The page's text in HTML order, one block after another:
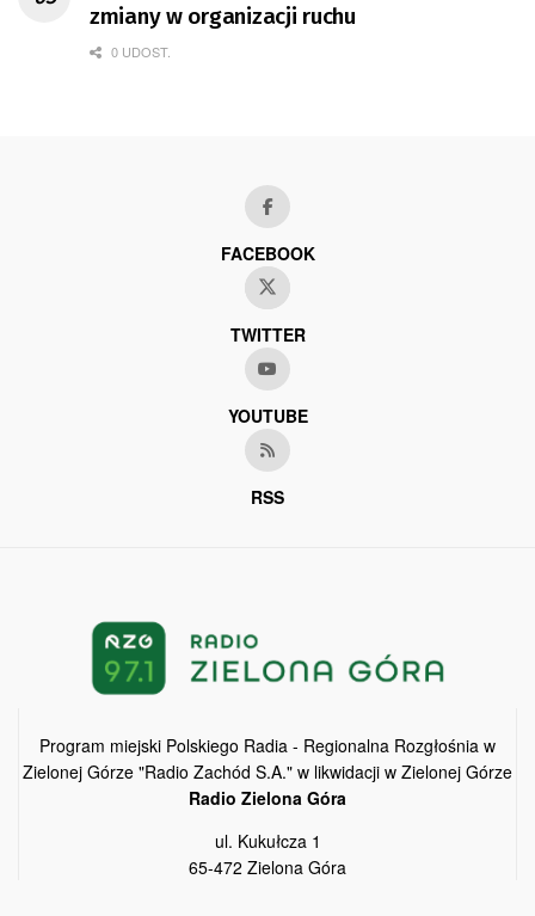
zmiany w organizacji ruchu
0 UDOST.
FACEBOOK
TWITTER
YOUTUBE
RSS
Program miejski Polskiego Radia - Regionalna Rozgłośnia w
Zielonej Górze "Radio Zachód S.A." w likwidacji w Zielonej Górze
Radio Zielona Góra
ul. Kukułcza 1
65-472 Zielona Góra